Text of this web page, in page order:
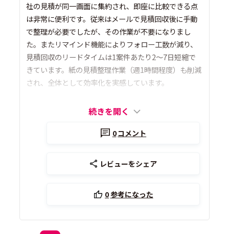
社の見積が同一画面に集約され、即座に比較できる点
は非常に便利です。従来はメールで見積回収後に手動
で整理が必要でしたが、その作業が不要になりまし
た。またリマインド機能によりフォロー工数が減り、
見積回収のリードタイムは1案件あたり2～7日短縮で
きています。紙の見積整理作業（週1時間程度）も削減
され、全体として効率化を実感しています。
続きを開く
0コメント
レビューをシェア
0参考になった